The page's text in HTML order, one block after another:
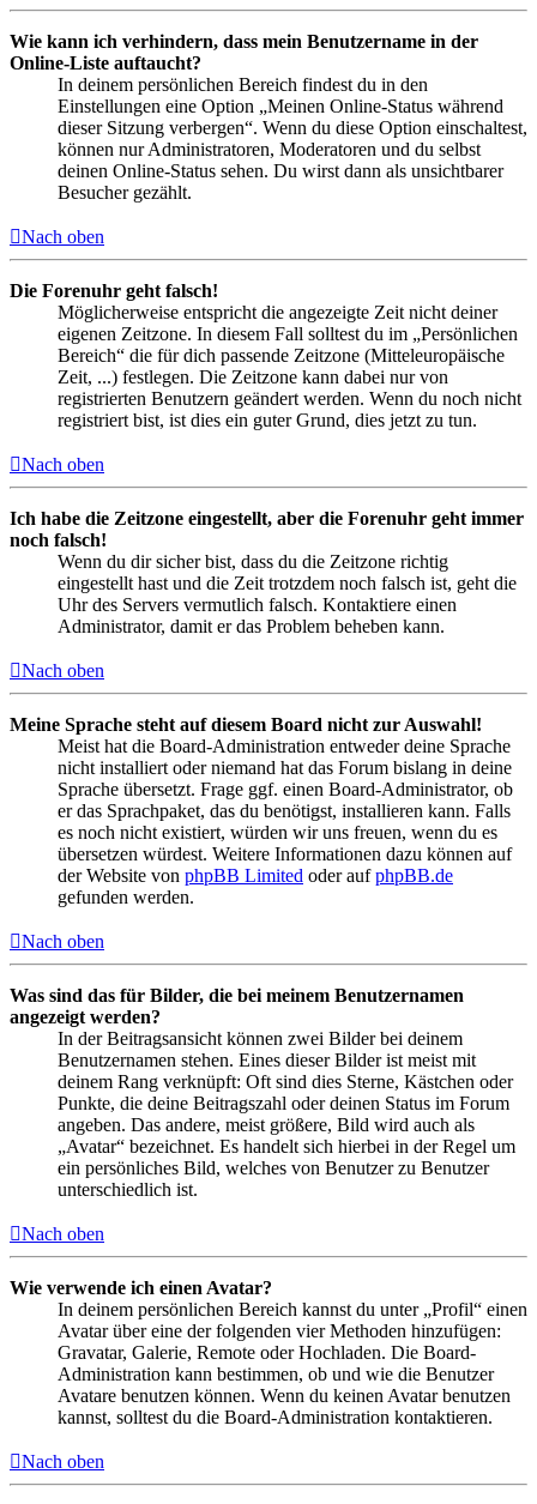
Wie kann ich verhindern, dass mein Benutzername in der
Online-Liste auftaucht?
In deinem persönlichen Bereich findest du in den
Einstellungen eine Option „Meinen Online-Status während
dieser Sitzung verbergen“. Wenn du diese Option einschaltest,
können nur Administratoren, Moderatoren und du selbst
deinen Online-Status sehen. Du wirst dann als unsichtbarer
Besucher gezählt.
Nach oben
Die Forenuhr geht falsch!
Möglicherweise entspricht die angezeigte Zeit nicht deiner
eigenen Zeitzone. In diesem Fall solltest du im „Persönlichen
Bereich“ die für dich passende Zeitzone (Mitteleuropäische
Zeit, ...) festlegen. Die Zeitzone kann dabei nur von
registrierten Benutzern geändert werden. Wenn du noch nicht
registriert bist, ist dies ein guter Grund, dies jetzt zu tun.
Nach oben
Ich habe die Zeitzone eingestellt, aber die Forenuhr geht immer
noch falsch!
Wenn du dir sicher bist, dass du die Zeitzone richtig
eingestellt hast und die Zeit trotzdem noch falsch ist, geht die
Uhr des Servers vermutlich falsch. Kontaktiere einen
Administrator, damit er das Problem beheben kann.
Nach oben
Meine Sprache steht auf diesem Board nicht zur Auswahl!
Meist hat die Board-Administration entweder deine Sprache
nicht installiert oder niemand hat das Forum bislang in deine
Sprache übersetzt. Frage ggf. einen Board-Administrator, ob
er das Sprachpaket, das du benötigst, installieren kann. Falls
es noch nicht existiert, würden wir uns freuen, wenn du es
übersetzen würdest. Weitere Informationen dazu können auf
der Website von phpBB Limited oder aufphpBB.de
gefunden werden.
Nach oben
Was sind das für Bilder, die bei meinem Benutzernamen
angezeigt werden?
In der Beitragsansicht können zwei Bilder bei deinem
Benutzernamen stehen. Eines dieser Bilder ist meist mit
deinem Rang verknüpft: Oft sind dies Sterne, Kästchen oder
Punkte, die deine Beitragszahl oder deinen Status im Forum
angeben. Das andere, meist größere, Bild wird auch als
„Avatar“ bezeichnet. Es handelt sich hierbei in der Regel um
ein persönliches Bild, welches von Benutzer zu Benutzer
unterschiedlich ist.
Nach oben
Wie verwende ich einen Avatar?
In deinem persönlichen Bereich kannst du unter „Profil“ einen
Avatar über eine der folgenden vier Methoden hinzufügen:
Gravatar, Galerie, Remote oder Hochladen. Die Board-
Administration kann bestimmen, ob und wie die Benutzer
Avatare benutzen können. Wenn du keinen Avatar benutzen
kannst, solltest du die Board-Administration kontaktieren.
Nach oben